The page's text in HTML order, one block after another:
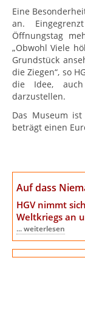
Eine
an.
Öffnungstag
„Obwohl Viele
Grundstück
die Ziegen“, so
die Idee, auch
darzustellen.
Das Museum
beträgt einen
Auf dass
HGV nimmt
Weltkriegs an
... weiterlesen